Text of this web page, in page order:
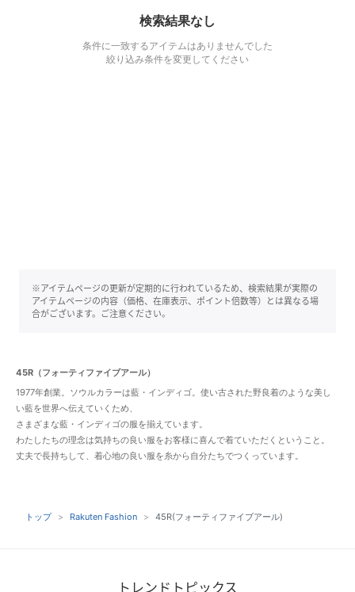
検索結果なし
条件に一致するアイテムはありませんでした
絞り込み条件を変更してください
※アイテムページの更新が定期的に行われているため、検索結果が実際の
アイテムページの内容（価格、在庫表示、ポイント倍数等）とは異なる場
合がございます。ご注意ください。
45R（フォーティファイブアール）
1977年創業。ソウルカラーは藍・インディゴ。使い古された野良着のような美し
い藍を世界へ伝えていくため、
さまざまな藍・インディゴの服を揃えています。
わたしたちの理念は気持ちの良い服をお客様に喜んで着ていただくということ。
丈夫で長持ちして、着心地の良い服を糸から自分たちでつくっています。
トップ Rakuten Fashion 45R(フォーティファイブアール)
トレンドトピックス